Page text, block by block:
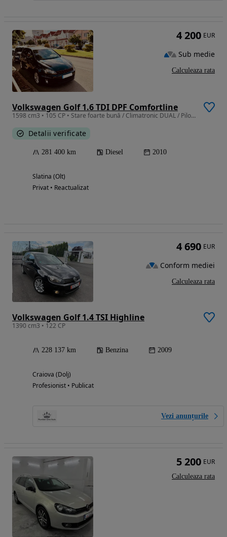
Volkswagen Golf 1.6 TDI DPF Comfortline
1598 cm3 • 105 CP • Stare foarte bună / Climatronic DUAL / Pilot automat / Apple CarPlay &
Detalii verificate
281 400 km Diesel 2010
Slatina (Olt)
Privat • Reactualizat
4 200 EUR
Sub medie
Calculeaza rata
Volkswagen Golf 1.4 TSI Highline
1390 cm3 • 122 CP
228 137 km Benzina 2009
Craiova (Dolj)
Profesionist • Publicat
Vezi anunțurile
4 690 EUR
Conform mediei
Calculeaza rata
5 200 EUR
Calculeaza rata